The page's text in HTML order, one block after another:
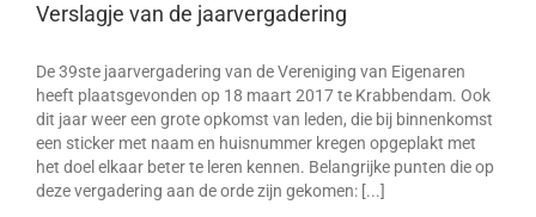
Verslagje van de jaarvergadering
De 39ste jaarvergadering van de Vereniging van Eigenaren
heeft plaatsgevonden op 18 maart 2017 te Krabbendam. Ook
dit jaar weer een grote opkomst van leden, die bij binnenkomst
een sticker met naam en huisnummer kregen opgeplakt met
het doel elkaar beter te leren kennen. Belangrijke punten die op
deze vergadering aan de orde zijn gekomen: [...]